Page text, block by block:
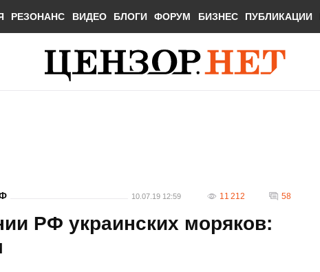
РЕЗОНАНС ВИДЕО БЛОГИ ФОРУМ БИЗНЕС ПУБЛИКАЦИИ
10.07.19 12:59 11 212 58
РФ украинских моряков: